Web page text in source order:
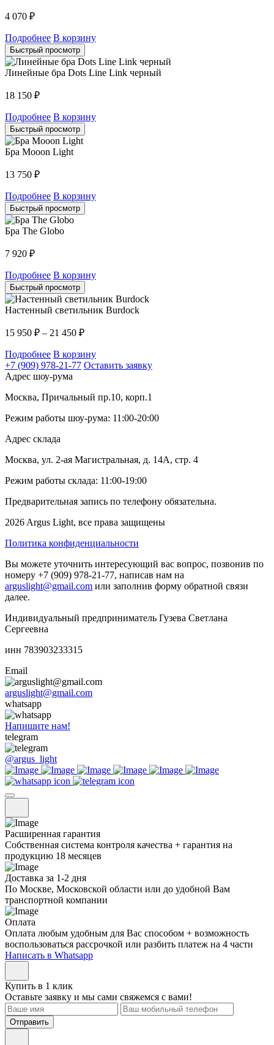
4 070 ₽
Подробнее В корзину
Быстрый просмотр
Линейные бра Dots Line Link черный
18 150 ₽
Подробнее В корзину
Быстрый просмотр
Бра Mooon Light
13 750 ₽
Подробнее В корзину
Быстрый просмотр
Бра The Globo
7 920 ₽
Подробнее В корзину
Быстрый просмотр
Настенный светильник Burdock
15 950 ₽ – 21 450 ₽
Подробнее В корзину
+7 (909) 978-21-77 Оставить заявку
Адрес шоу-рума
Москва, Причальный пр.10, корп.1
Режим работы шоу-рума: 11:00-20:00
Адрес склада
Москва, ул. 2-ая Магистральная, д. 14А, стр. 4
Режим работы склада: 11:00-19:00
Предварительная запись по телефону обязательна.
2026 Argus Light, все права защищены
Политика конфиденциальности
Вы можете уточнить интересующий вас вопрос, позвонив по
номеру +7 (909) 978-21-77, написав нам на
arguslight@gmail.com или заполнив форму обратной связи
далее.
Индивидуальный предприниматель Гузева Светлана
Сергеевна
инн 783903233315
Email
arguslight@gmail.com
whatsapp
Напишите нам!
telegram
@argus_light
Расширенная гарантия
Собственная система контроля качества + гарантия на
продукцию 18 месяцев
Доставка за 1-2 дня
По Москве, Московской области или до удобной Вам
транспортной компании
Оплата
Оплата любым удобным для Вас способом + возможность
воспользоваться рассрочкой или разбить платеж на 4 части
Написать в Whatsapp
Купить в 1 клик
Оставьте заявку и мы сами свяжемся с вами!
Отправить